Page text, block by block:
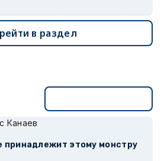
в раздел
Канаев
принадлежит этому монстру